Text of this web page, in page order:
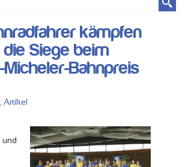
kämpfen
die Siege beim
Micheler-Bahnpreis
Artikel